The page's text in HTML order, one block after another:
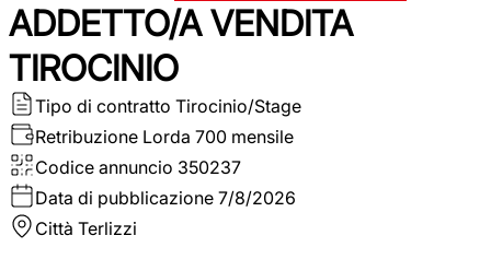
ADDETTO/A VENDITA
TIROCINIO
Tipo di contratto Tirocinio/Stage
Retribuzione Lorda 700 mensile
Codice annuncio 350237
Data di pubblicazione 7/8/2026
Città Terlizzi